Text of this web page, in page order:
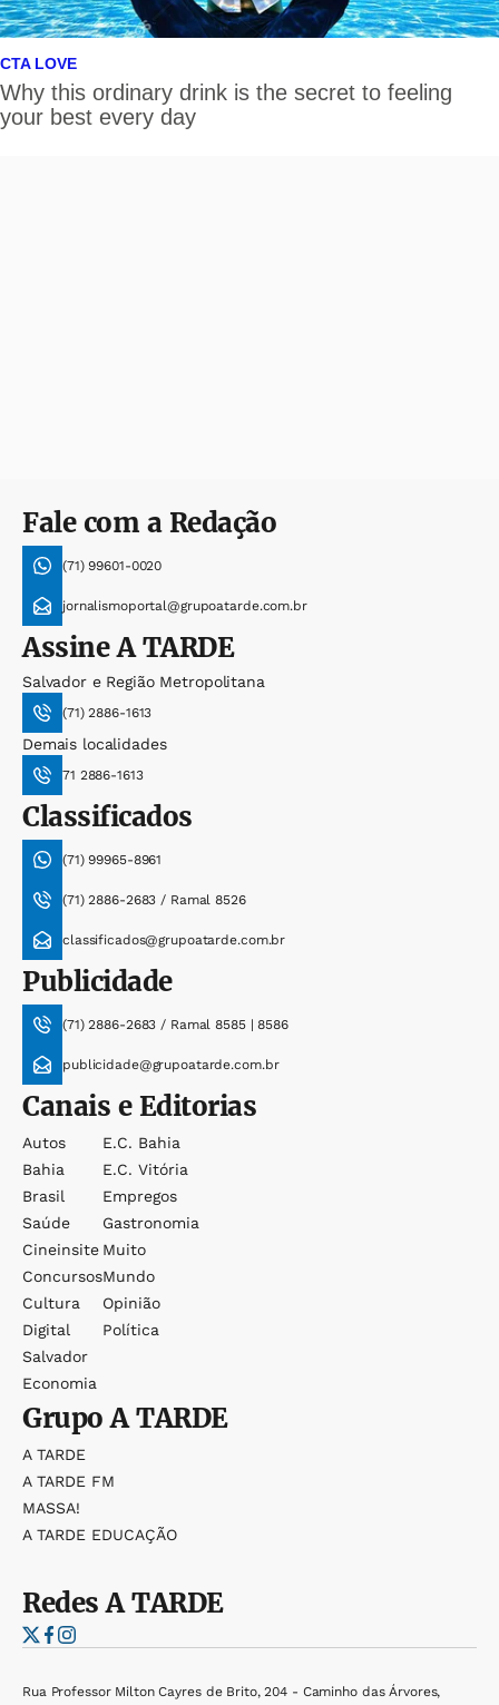
Fale com a Redação
(71) 99601-0020
jornalismoportal@grupoatarde.com.br
AssineA TARDE
Salvador e Região Metropolitana
(71) 2886-1613
Demais localidades
71 2886-1613
Classificados
(71) 99965-8961
(71) 2886-2683 / Ramal 8526
classificados@grupoatarde.com.br
Publicidade
(71) 2886-2683 / Ramal 8585 | 8586
publicidade@grupoatarde.com.br
Canais e Editorias
Autos
Bahia
Brasil
Saúde
Cineinsite
Concursos
Cultura
Digital
Salvador
Economia
E.c. Bahia
E.c. Vitória
Empregos
Gastronomia
Muito
Mundo
Opinião
Política
GrupoA TARDE
A TARDE
A TARDE FM
MASSA!
A TARDE EDUCAÇÃO
RedesA TARDE
Rua Professor Milton Cayres de Brito, 204 - Caminho das Árvores,